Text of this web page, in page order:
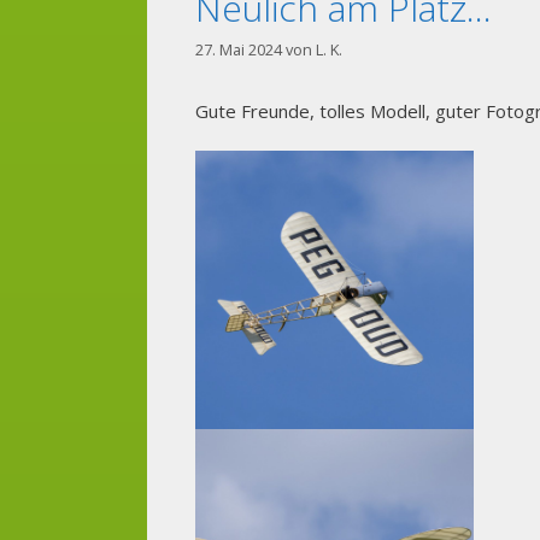
27. Mai 2024von L. K.
Gute Freunde, tolles Modell, guter